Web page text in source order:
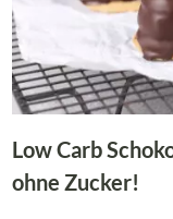
Low Carb
ohne Zucker!